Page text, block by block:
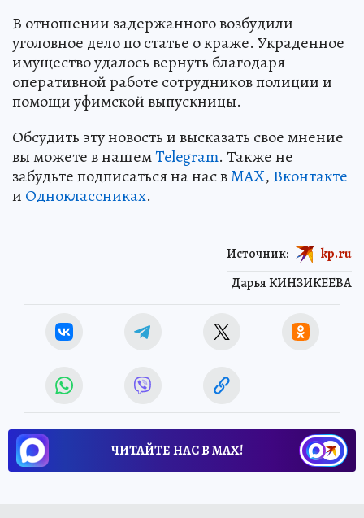
В отношении задержанного возбудили
уголовное дело по статье о краже. Украденное
имущество удалось вернуть благодаря
оперативной работе сотрудников полиции и
помощи уфимской выпускницы.
Обсудить эту новость и высказать свое мнение
вы можете в нашемTelegram. Также не
забудьте подписаться на нас вMAX, Вконтакте
и Одноклассниках.
Дарья КИНЗИКЕЕВА
Источник: kp.ru
ЧИТАЙТЕ НАС В МАХ!